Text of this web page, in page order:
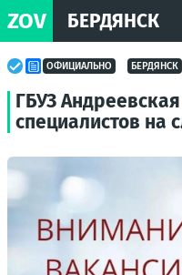
ZOV БЕРДЯНСК
ОФИЦИАЛЬНО БЕРДЯНСК
ГБУЗ
специалистов на